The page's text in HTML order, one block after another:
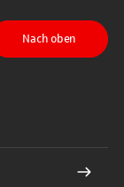
Nach oben